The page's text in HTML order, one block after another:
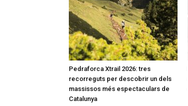
Pedraforca Xtrail 2026: tres
recorreguts per descobrir un dels
massissos més espectaculars de
Catalunya